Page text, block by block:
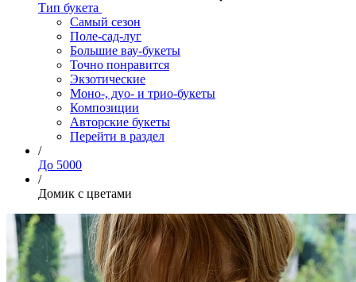
Тип букета
Самый сезон
Поле-сад-луг
Большие вау-букеты
Точно понравится
Экзотические
Моно-, дуо- и трио-букеты
Композиции
Авторские букеты
Перейти в раздел
/
До 5000
/
Домик с цветами